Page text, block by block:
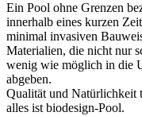
Ein Pool ohne Grenzen
innerhalb eines kurzen
minimal invasiven
Materialien, die nicht nur
wenig wie möglich in die
abgeben.
Qualität und Natürlichkeit
alles ist biodesign-Pool.